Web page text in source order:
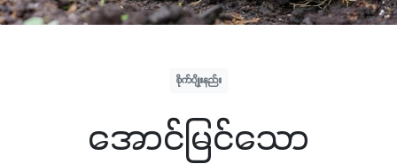
စိုက်ပျိုးနည်း
အောင်မြင်သော